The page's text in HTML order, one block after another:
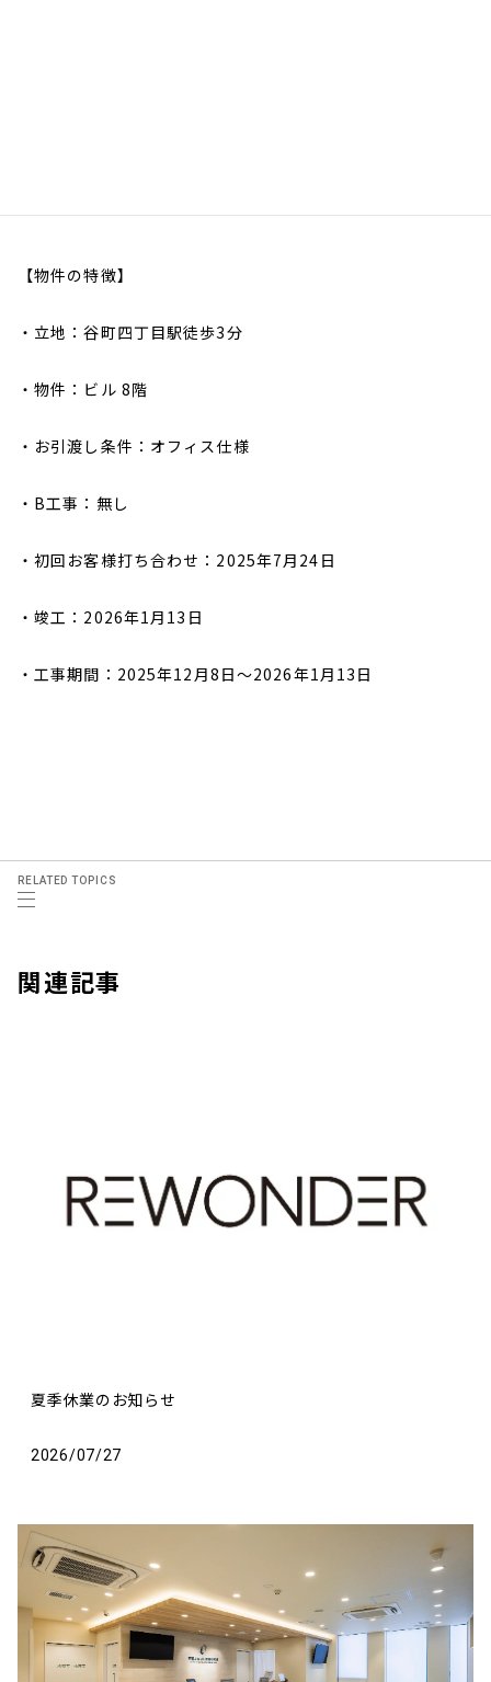
【物件の特徴】
・ 立地：谷町四丁目駅徒歩3分
・物件：ビル 8階
・ お引渡し条件：オフィス仕様
・ B工事：無し
・初回お客様打ち合わせ：2025年7月24日
・竣工：2026年1月13日
・工事期間：2025年12月8日〜2026年1月13日
RELATED TOPICS
関連記事
夏季休業のお知らせ
2026/07/27